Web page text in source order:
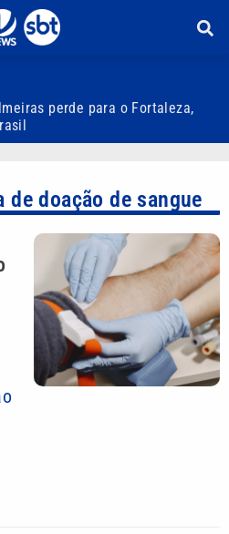
perde para o Fortaleza,
de doação de sangue